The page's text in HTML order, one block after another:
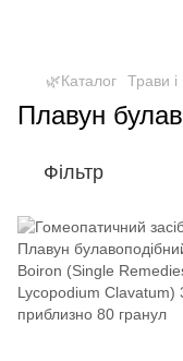
🌿Каталог Трави і
Плавун
Фільтр